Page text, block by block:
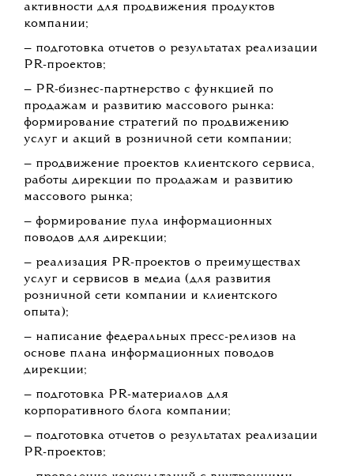
активности для продвижения продуктов
компании;
— подготовка отчетов о результатах реализации
PR-проектов;
— PR-бизнес-партнерство с функцией по
продажам и развитию массового рынка:
формирование стратегий по продвижению
услуг и акций в розничной сети компании;
— продвижение проектов клиентского сервиса,
работы дирекции по продажам и развитию
массового рынка;
— формирование пула информационных
поводов для дирекции;
— реализация PR-проектов о преимуществах
услуг и сервисов в медиа (для развития
розничной сети компании и клиентского
опыта);
— написание федеральных пресс-релизов на
основе плана информационных поводов
дирекции;
— подготовка PR-материалов для
корпоративного блога компании;
— подготовка отчетов о результатах реализации
PR-проектов;